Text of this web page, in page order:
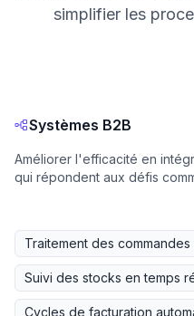
simplifier les
Systèmes B2B
Améliorer l'efficacité en
qui répondent aux défis
Traitement des commandes
Suivi des stocks en temps
Cycles de facturation